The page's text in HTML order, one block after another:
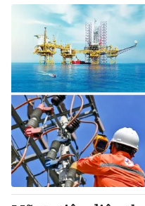
Pháp luật
Y tế
Thế giới
Tin tức
Thế giới đó đây
Câu chuyện quốc tế
Kinh tế
Tài chính
Thị trường
Dữ liệu và đời sống